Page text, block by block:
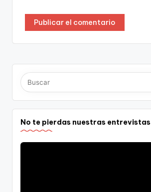
No te pierdas nuestras entrevistas